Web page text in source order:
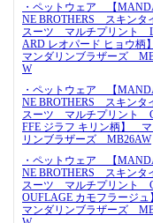
・ペットウェア 【
NE BROTHERS スキンタ
スーツ マルチプリント
ARD レオパード ヒョウ柄
マンダリンブラザーズ
W
・ペットウェア 【
NE BROTHERS スキンタ
スーツ マルチプリント
FFE ジラフ キリン柄】
リンブラザーズ MB26AW
・ペットウェア 【
NE BROTHERS スキンタ
スーツ マルチプリント
OUFLAGE カモフラージ
マンダリンブラザーズ